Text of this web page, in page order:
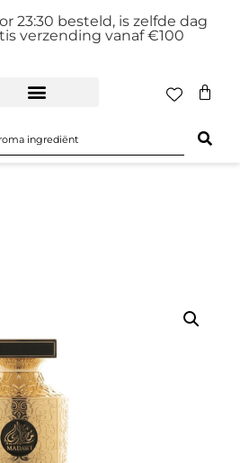
23:30 besteld, is zelfde dag
verzending vanaf €100